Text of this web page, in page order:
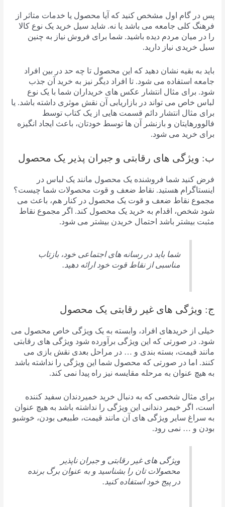
پس در گام اول مشخص کنید که آیا محصول یا خدمات متاثر از
فرهنگ کلی جامعه می باشد یا نه. شاید سیل خرید یک نوع کالا
را در میان مردم دیده باشید. شما برای فروش نیاز به چنین
سیل خریدی نیاز دارید.
باید به بقیه نشان دهید که این محصول تا چه حد در بین افراد
جامعه استفاده می شود. تا افراد دیگر نیز به خرید آن جذب
شود. برای مثال انتشار عکس های خریداران شما با یک نوع
لباس خاص می تواند در بازاریابی آن نقش موثری داشته باشد. یا
برای مثال انتشار دائم قسمت هایی از یک کتاب توسط
فالوورهایتان و بازنشر آن ها توسط خودتان، باعث ایجاد انگیزه
برای خرید می شود.
ب: ویژگی های رقابتی و جبران پذیر یک محصول
فرض کنید شما فروشنده یک محصول مانند یک لباس در
اینستاگرام هستید. نقاط ضعف و قوت محصولات شما چیست؟
مجموع نقاط ضعف و قوت یک محصول در کنار هم، باعث می
شود شخص، اقدام به خرید یک محصول کند. اگر مجموع نقاط
مثبت بیشتر باشد احتمال خریدن بیشتر می شود.
شما باید در رسانه های اجتماعی خود، بازتاب
مناسبی از نقاط قوت خود ارائه دهید.
ج: ویژگی های غیر رقابتی یک محصول
خیلی از خریدهای افراد، وابسته به یک ویژگی خاص محصول می
شود. در صورتی که این ویژگی برآورده شود ویژگی های رقابتی
مانند قیمت، بسته بندی و … در مراحل بعدی نقش بازی می
کنند. اما در صورتی که محصول شما این ویژگی را نداشته باشد
به هیچ عنوان به مرحله مقایسه نیز راه پیدا نمی کند.
برای مثال شخصی که به دنبال خرید خمیردندان سفید کننده
است، اگر خیمر دندانی این ویژگی را نداشته باشد به هیچ عنوان
به سراغ سایر ویژگی های آن مانند قیمت، طبیعی بودن، خوشبو
بودن و … نمی رود.
ویژگی های غیر رقابتی و جبران ناپذیر
محصولات تان را بشناسید و به عنوان برگ برنده
در پیج خود استفاده کنید.